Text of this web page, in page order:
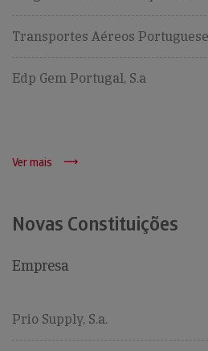
Transportes Aéreos
Edp Gem Portugal, S.a
Ver mais
Novas Constituições
Empresa
Prio Supply, S.a.